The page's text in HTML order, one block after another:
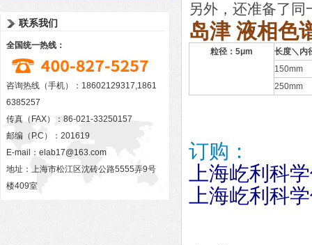
联系我们
全国统一热线：
咨询热线（手机）：18602129317,1861
6385257
传真（FAX）：86-021-33250157
邮编（P.C）：201619
E-mail： elab17@163.com
地址：上海市松江区沈砖公路5555弄9号
楼409室
另外，还准备了
岛津 液相色
粒径：5μm
长度＼内
150mm
250mm
订购：
上海屹利科
上海屹利科